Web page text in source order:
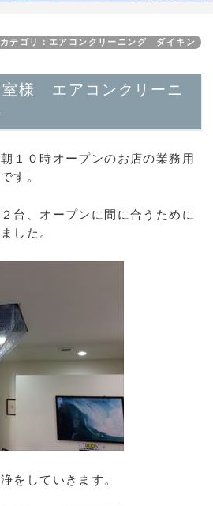
カテゴリ：エアコンクリーニング ダイキン
室様 エアコンクリーニ
１０時オープンのお店の業務用
す。
台、オープンに間に合うために
した。
をしていきます。